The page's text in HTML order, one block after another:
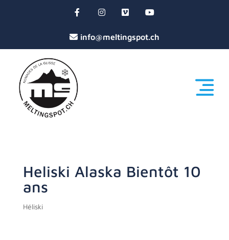
Heliski Alaska Bientôt 10
ans
Héliski